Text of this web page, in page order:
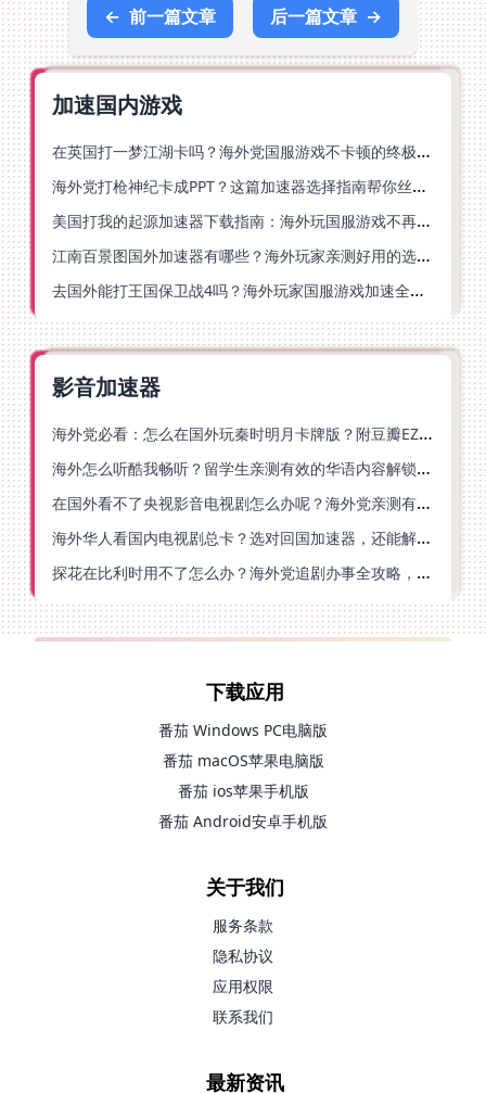
← 前一篇文章 后一篇文章 →
加速国内游戏
在英国打一梦江湖卡吗？海外党国服游戏不卡顿的终极解法
海外党打枪神纪卡成PPT？这篇加速器选择指南帮你丝滑上分
美国打我的起源加速器下载指南：海外玩国服游戏不再卡的终极方案
江南百景图国外加速器有哪些？海外玩家亲测好用的选择与避坑指南
去国外能打王国保卫战4吗？海外玩家国服游戏加速全攻略（附公主连结幻想江湖实测）
影音加速器
海外党必看：怎么在国外玩秦时明月卡牌版？附豆瓣EZCast地区限制破解法
海外怎么听酷我畅听？留学生亲测有效的华语内容解锁指南
在国外看不了央视影音电视剧怎么办呢？海外党亲测有效的回国加速方案
海外华人看国内电视剧总卡？选对回国加速器，还能解决菲律宾打不开反诈中心的问题
探花在比利时用不了怎么办？海外党追剧办事全攻略，选对加速器就够了
下载应用
番茄 Windows PC电脑版
番茄 macOS苹果电脑版
番茄 ios苹果手机版
番茄 Android安卓手机版
关于我们
服务条款
隐私协议
应用权限
联系我们
最新资讯